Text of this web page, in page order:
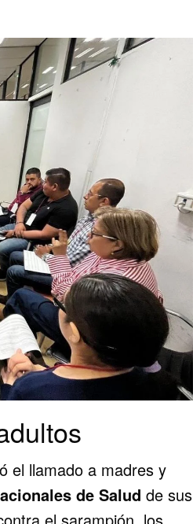
el llamado a madres y
de Salud de sus